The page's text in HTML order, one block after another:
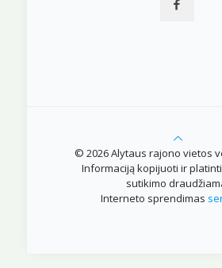
© 2026 Alytaus rajono vietos
Informaciją kopijuoti ir
sutikimo
Interneto sprendimas